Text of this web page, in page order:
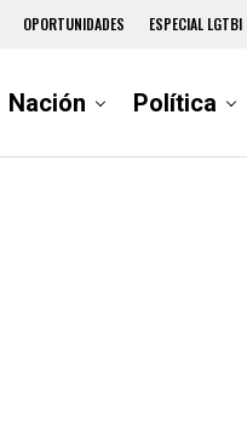
OPORTUNIDADES ESPECIAL LGTBI
Nación Política